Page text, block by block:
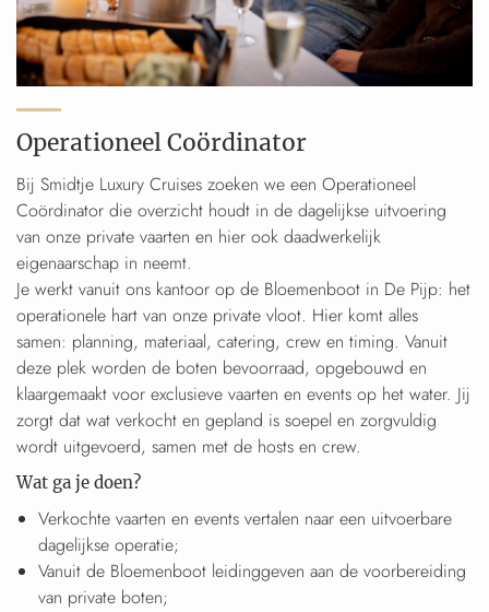
Operationeel Coördinator
Bij Smidtje Luxury Cruises zoeken we een Operationeel
Coördinator die overzicht houdt in de dagelijkse uitvoering
van onze private vaarten en hier ook daadwerkelijk
eigenaarschap in neemt.
Je werkt vanuit ons kantoor op de Bloemenboot in De Pijp: het
operationele hart van onze private vloot. Hier komt alles
samen: planning, materiaal, catering, crew en timing. Vanuit
deze plek worden de boten bevoorraad, opgebouwd en
klaargemaakt voor exclusieve vaarten en events op het water. Jij
zorgt dat wat verkocht en gepland is soepel en zorgvuldig
wordt uitgevoerd, samen met de hosts en crew.
Wat ga je doen?
Verkochte vaarten en events vertalen naar een uitvoerbare
dagelijkse operatie;
Vanuit de Bloemenboot leidinggeven aan de voorbereiding
van private boten;